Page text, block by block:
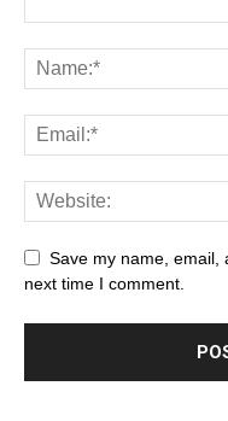
Save my name, email,
next time I comment.